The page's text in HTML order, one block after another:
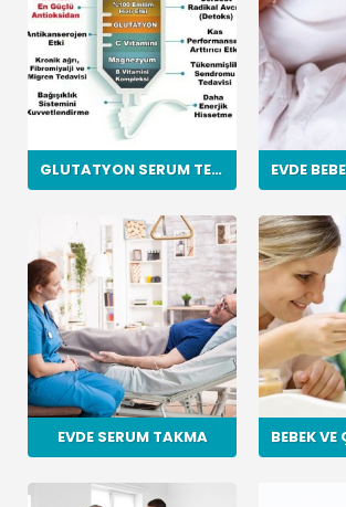
GLUTATYON SERUM TEDAVISI
EVDE SERUM TAKMA